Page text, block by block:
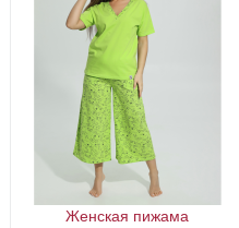
Женская пижама